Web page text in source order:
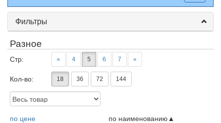
меню
Фильтры
Разное
Стр: « 4 5 6 7 »
Кол-во: 18 36 72 144
Доступность:
по цене
по наименованию